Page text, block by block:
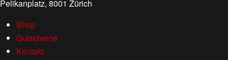
Pelikanplatz, 8001 Zürich
Shop
Gutscheine
Kontakt